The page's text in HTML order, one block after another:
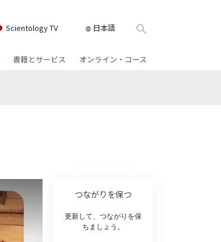
Scientology TV 日本語
書籍とサービス オンライン・コース
病気やけがのためのアシスト
高潔さと正直さ
結婚
つながりを保つ
更新して、つながりを保
ちましょう。